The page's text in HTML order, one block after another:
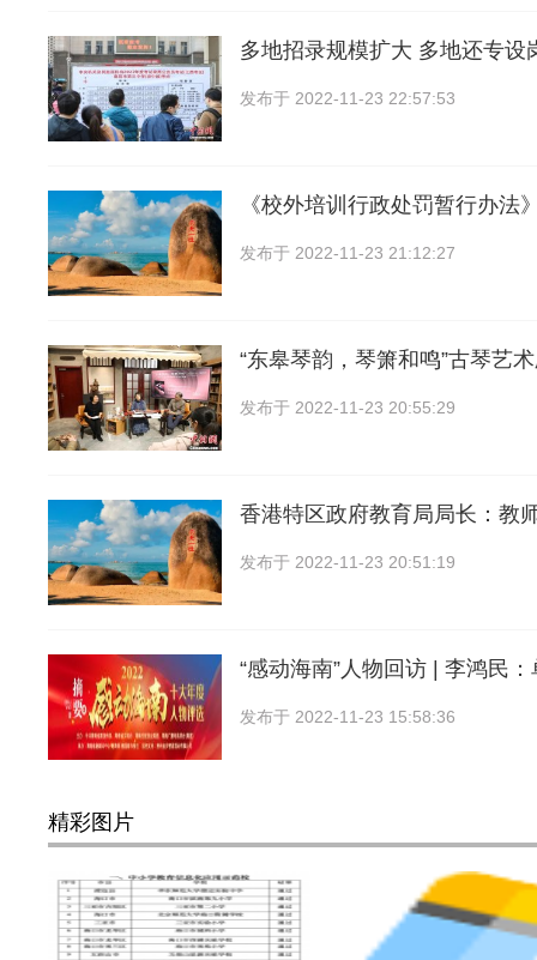
多地招录规模扩大 多地还专设
发布于 2022-11-23 22:57:53
《校外培训行政处罚暂行办法
发布于 2022-11-23 21:12:27
“东皋琴韵，琴箫和鸣”古琴艺
发布于 2022-11-23 20:55:29
香港特区政府教育局局长：教
发布于 2022-11-23 20:51:19
“感动海南”人物回访 | 李鸿民
发布于 2022-11-23 15:58:36
精彩图片